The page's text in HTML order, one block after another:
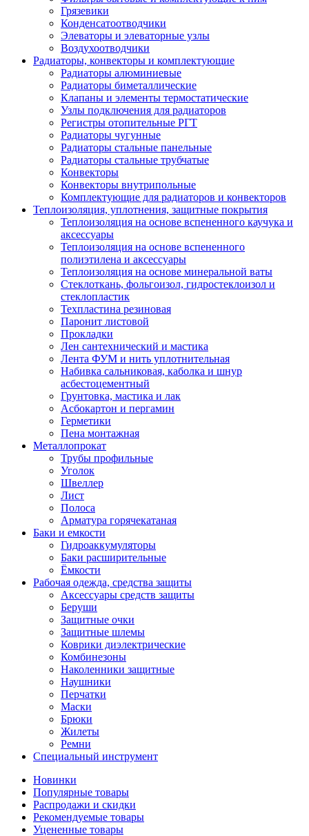
Грязевики
Конденсатоотводчики
Элеваторы и элеваторные узлы
Воздухоотводчики
Радиаторы, конвекторы и комплектующие
Радиаторы алюминиевые
Радиаторы биметаллические
Клапаны и элементы термостатические
Узлы подключения для радиаторов
Регистры отопительные РГТ
Радиаторы чугунные
Радиаторы стальные панельные
Радиаторы стальные трубчатые
Конвекторы
Конвекторы внутрипольные
Комплектующие для радиаторов и конвекторов
Теплоизоляция, уплотнения, защитные покрытия
Теплоизоляция на основе вспененного каучука и
аксессуары
Теплоизоляция на основе вспененного
полиэтилена и аксессуары
Теплоизоляция на основе минеральной ваты
Стеклоткань, фольгоизол, гидростеклоизол и
стеклопластик
Техпластина резиновая
Паронит листовой
Прокладки
Лен сантехнический и мастика
Лента ФУМ и нить уплотнительная
Набивка сальниковая, каболка и шнур
асбестоцементный
Грунтовка, мастика и лак
Асбокартон и пергамин
Герметики
Пена монтажная
Металлопрокат
Трубы профильные
Уголок
Швеллер
Лист
Полоса
Арматура горячекатаная
Баки и емкости
Гидроаккумуляторы
Баки расширительные
Ёмкости
Рабочая одежда, средства защиты
Аксессуары средств защиты
Беруши
Защитные очки
Защитные шлемы
Коврики диэлектрические
Комбинезоны
Наколенники защитные
Наушники
Перчатки
Маски
Брюки
Жилеты
Ремни
Специальный инструмент
Новинки
Популярные товары
Распродажи и скидки
Рекомендуемые товары
Уцененные товары